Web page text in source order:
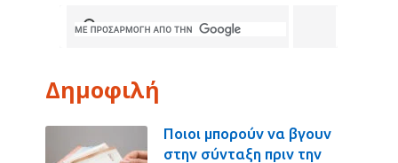
Δημοφιλή
Ποιοι μπορούν να βγουν
στην σύνταξη πριν την